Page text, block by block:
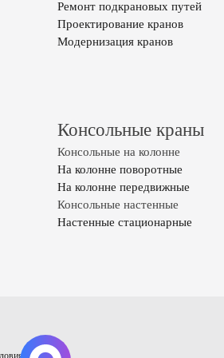
Ремонт подкрановых путей
Проектирование кранов
Модернизация кранов
Консольные краны
Консольные на колонне
На колонне поворотные
На колонне передвижные
Консольные настенные
Настенные стационарные